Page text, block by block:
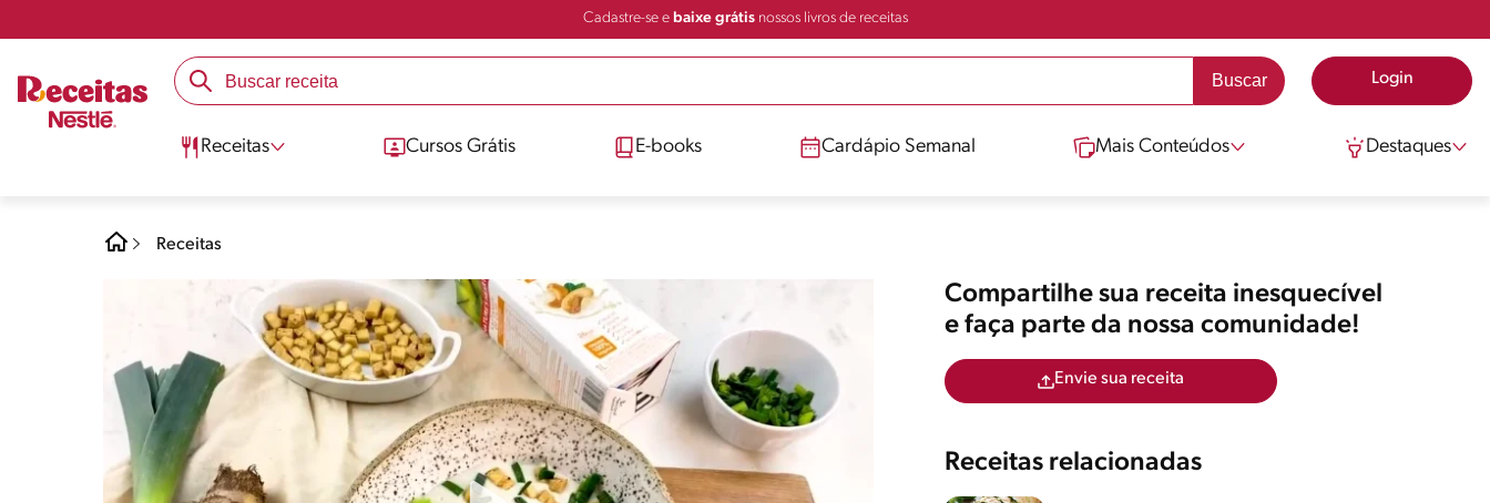
Cadastre-se e baixe grátisnossos livros de receitas
Login
Receitas Cursos Grátis E-books Cardápio Semanal Mais Conteúdos Destaques
Receitas
Compartilhe sua receita inesquecível
e faça parte da nossa comunidade!
Envie sua receita
Receitas relacionadas